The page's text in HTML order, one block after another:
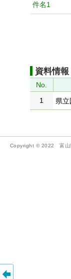
件名1
資料情報
No.
1
県立
Copyright © 2022 富山